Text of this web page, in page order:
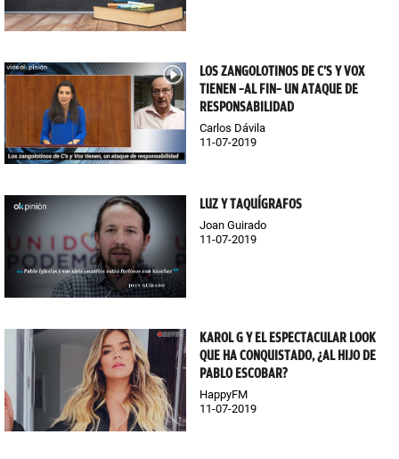
LOS ZANGOLOTINOS DE C’S Y VOX
TIENEN –AL FIN– UN ATAQUE DE
RESPONSABILIDAD
Carlos Dávila
11-07-2019
LUZ Y TAQUÍGRAFOS
Joan Guirado
11-07-2019
KAROL G Y EL ESPECTACULAR LOOK
QUE HA CONQUISTADO, ¿AL HIJO DE
PABLO ESCOBAR?
HappyFM
11-07-2019